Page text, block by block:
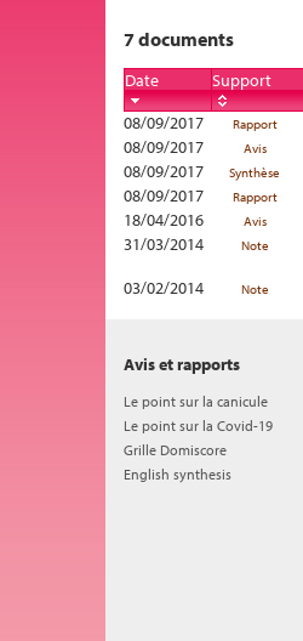
7 documents
Date Support
08/09/2017
Rapport
08/09/2017
Avis
08/09/2017
Synthèse
08/09/2017
Rapport
18/04/2016
Avis
31/03/2014
Note
03/02/2014
Note
Avis et rapports
Le point sur la canicule
Le point sur la Covid-19
Grille Domiscore
English synthesis